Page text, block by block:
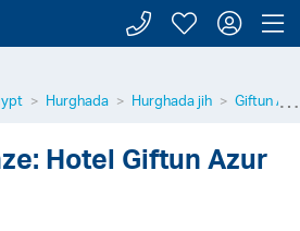
Zavolejte
Moje
⋯
Hurghada Hurghada jih Giftun
Hotel Giftun Azur